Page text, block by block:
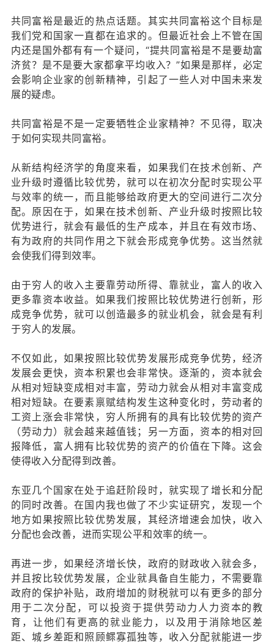
共同富裕是最近的热点话题。其实共同富裕这个目标是
我们党和国家一直都在追求的。但最近社会上不管在国
内还是国外都有有一个疑问，“提共同富裕是不是要劫富
济贫？是不是要大家都拿平均收入？”如果是那样，必定
会影响企业家的创新精神，引起了一些人对中国未来发
展的疑虑。
共同富裕是不是一定要牺牲企业家精神？不见得，取决
于如何实现共同富裕。
从新结构经济学的角度来看，如果我们在技术创新、产
业升级时遵循比较优势，就可以在初次分配时实现公平
与效率的统一，而且能够给政府更大的空间进行二次分
配。原因在于，如果在技术创新、产业升级时按照比较
优势进行，就会有最低的生产成本，并且在有效市场、
有为政府的共同作用之下就会形成竞争优势。这当然就
会使我们得到效率。
由于穷人的收入主要靠劳动所得、靠就业，富人的收入
更多靠资本收益。如果我们按照比较优势进行创新，形
成竞争优势，就可以创造最多的就业机会，就会是有利
于穷人的发展。
不仅如此，如果按照比较优势发展形成竞争优势，经济
发展会更快，资本积累也会非常快。逐渐的，资本就会
从相对短缺变成相对丰富，劳动力就会从相对丰富变成
相对短缺。在要素禀赋结构发生这种变化时，劳动者的
工资上涨会非常快，穷人所拥有的具有比较优势的资产
（劳动力）就会越来越值钱；另一方面，资本的相对回
报降低，富人拥有比较优势的资产的价值在下降。这会
使得收入分配得到改善。
东亚几个国家在处于追赶阶段时，就实现了增长和分配
的同时改善。在国内我也做了不少实证研究，发现一个
地方如果按照比较优势发展，其经济增速会加快，收入
分配也会改善，进而实现公平和效率的统一。
再进一步，如果经济增长快，政府的财政收入就会多，
并且按比较优势发展，企业就具备自生能力，不需要靠
政府的保护补贴，政府增加的财税就可以有更多的部分
用于二次分配，可以投资于提供劳动力人力资本的教
育，让他们有更高的就业能力，以及用于消除地区差
距、城乡差距和照顾鳏寡孤独等，收入分配就能进一步